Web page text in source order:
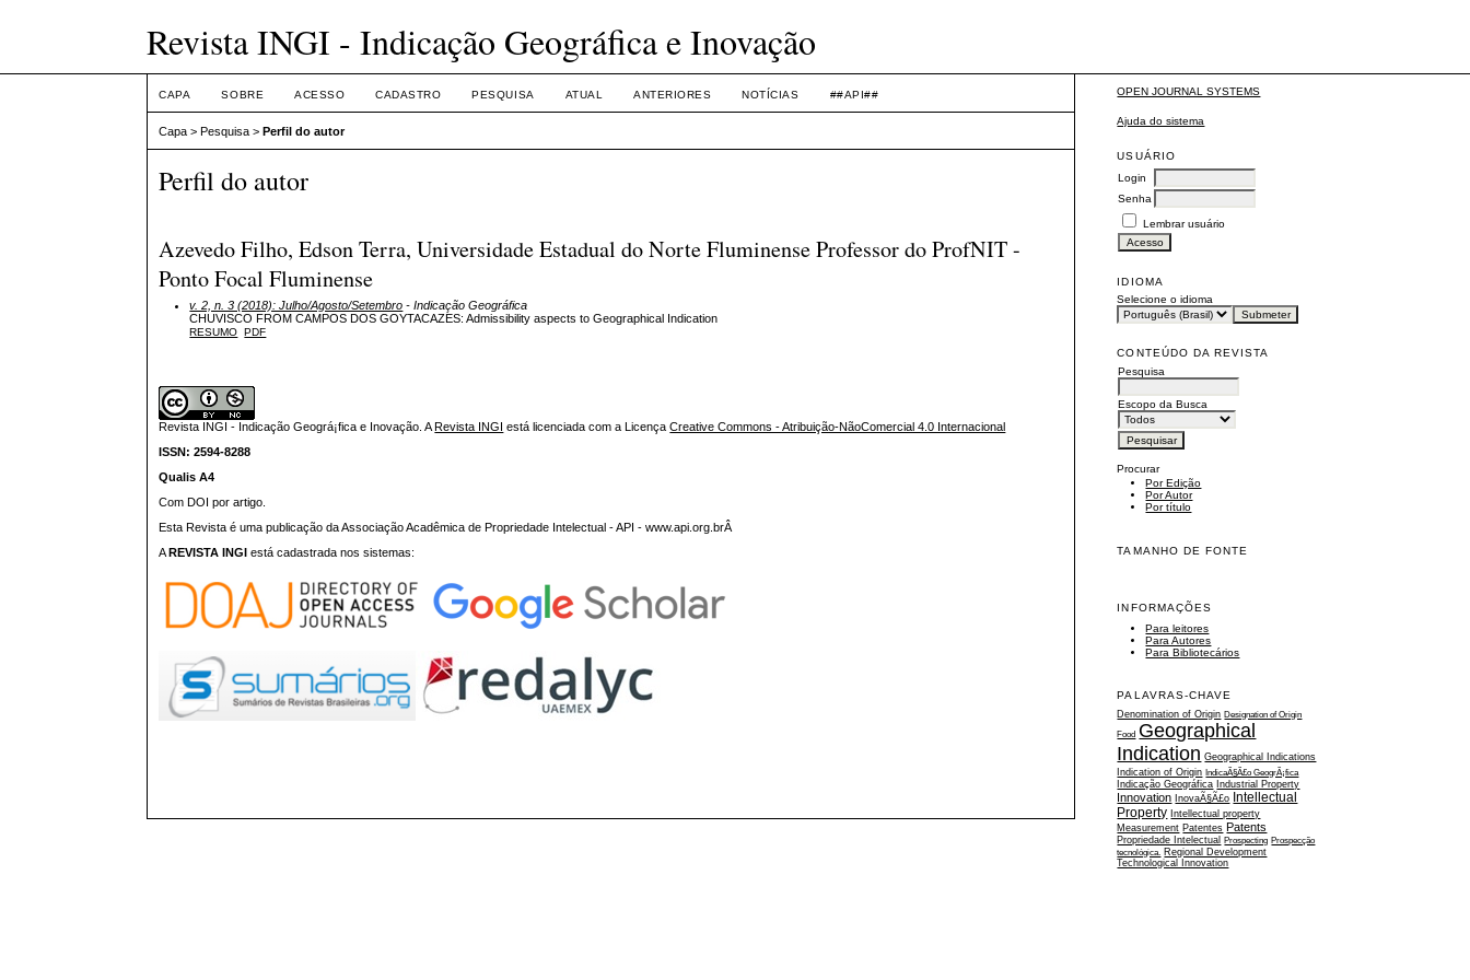
Revista INGI - Indicação Geográfica e Inovação
OPEN JOURNAL SYSTEMS
Ajuda do sistema
USUÁRIO
Login
Senha
Lembrar usuário
IDIOMA
Selecione o idioma
CONTEÚDO DA REVISTA
Pesquisa
Escopo da Busca
Procurar
Por Edição
Por Autor
Por título
TAMANHO DE FONTE
INFORMAÇÕES
Para leitores
Para Autores
Para Bibliotecários
PALAVRAS-CHAVE
Denomination of Origin Designation of Origin
Food Geographical
Indication Geographical Indications
Indication of Origin IndicaÃ§Ã£o GeogrÃ¡fica
Indicação Geográfica Industrial Property
Innovation InovaÃ§Ã£o Intellectual
Property Intellectual property
Measurement Patentes Patents
Propriedade Intelectual Prospecting Prospecção
tecnológica. Regional Development
Technological Innovation
CAPA SOBRE ACESSO CADASTRO PESQUISA ATUAL ANTERIORES NOTÍCIAS ##API##
Capa >Pesquisa >Perfil do autor
Perfil do autor
Azevedo Filho, Edson Terra, Universidade Estadual do Norte Fluminense Professor do ProfNIT -
Ponto Focal Fluminense
v. 2, n. 3 (2018): Julho/Agosto/Setembro - Indicação Geográfica
CHUVISCO FROM CAMPOS DOS GOYTACAZES: Admissibility aspects to Geographical Indication
RESUMO PDF
Revista INGI - Indicação Geográ¡fica e Inovação.ARevista INGI está licenciada com a LicençaCreative Commons - Atribuição-NãoComercial 4.0 Internacional
ISSN: 2594-8288
Qualis A4
Com DOI por artigo.
Esta Revista é uma publicação da Associação Acadêmica de Propriedade Intelectual - API - www.api.org.brÂ
A REVISTA INGI está cadastrada nos sistemas: